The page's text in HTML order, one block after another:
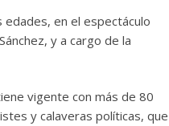
en el espectáculo
y a cargo de la
vigente con más de 80
y calaveras políticas, que